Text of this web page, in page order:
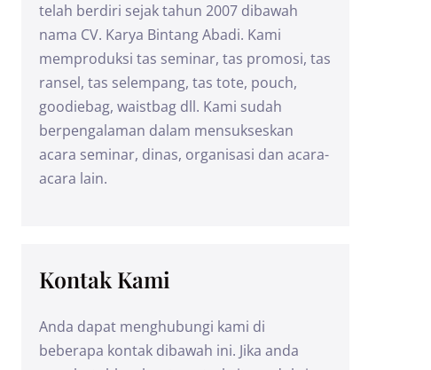
telah berdiri sejak tahun 2007 dibawah
nama CV. Karya Bintang Abadi. Kami
memproduksi tas seminar, tas promosi, tas
ransel, tas selempang, tas tote, pouch,
goodiebag, waistbag dll. Kami sudah
berpengalaman dalam mensukseskan
acara seminar, dinas, organisasi dan acara-
acara lain.
Kontak Kami
Anda dapat menghubungi kami di
beberapa kontak dibawah ini. Jika anda